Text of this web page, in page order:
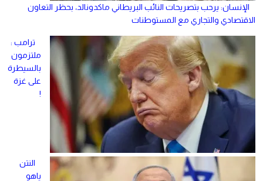
الإنسان: يرحب بتصريحات النائب البريطاني ماكدونالد، بحظر التعاون
الاقتصادي والتجاري مع المستوطنات
ترامب :
ملتزمون
بالسيطرة
على غزة
!
النتن
ياهو